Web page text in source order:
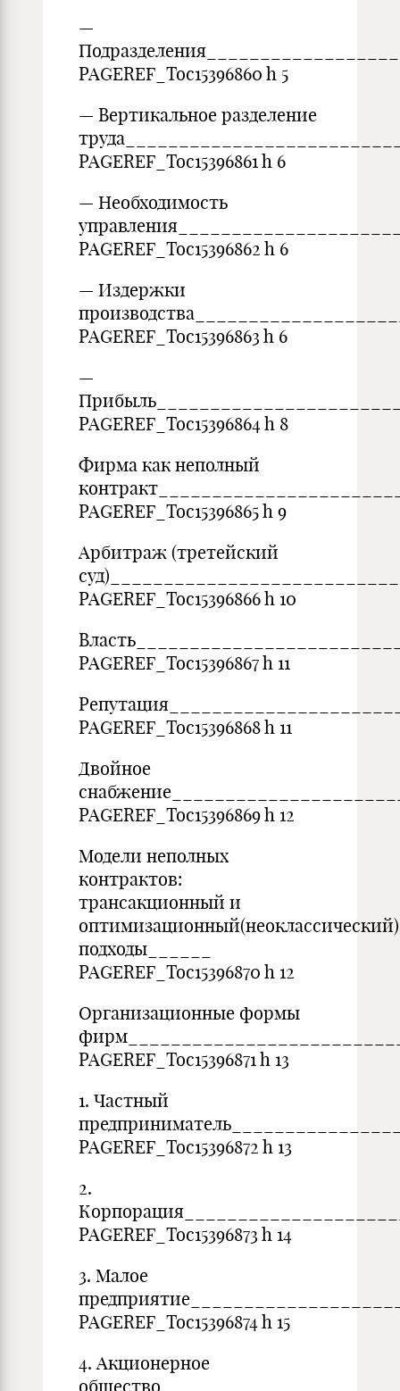
—
PAGEREF_Toc15396860 h 5
— Вертикальное разделение
PAGEREF_Toc15396861 h 6
— Необходимость
PAGEREF_Toc15396862 h 6
— Издержки
PAGEREF_Toc15396863 h 6
—
PAGEREF_Toc15396864 h 8
Фирма как неполный
PAGEREF_Toc15396865 h 9
Арбитраж (третейский
PAGEREF_Toc15396866 h 10
PAGEREF_Toc15396867 h 11
PAGEREF_Toc15396868 h 11
Двойное
PAGEREF_Toc15396869 h 12
Модели неполных
контрактов:
трансакционный и
оптимизационный(неоклассический)
подходы______
PAGEREF_Toc15396870 h 12
Организационные формы
PAGEREF_Toc15396871 h 13
1. Частный
PAGEREF_Toc15396872 h 13
2.
PAGEREF_Toc15396873 h 14
3. Малое
PAGEREF_Toc15396874 h 15
4. Акционерное